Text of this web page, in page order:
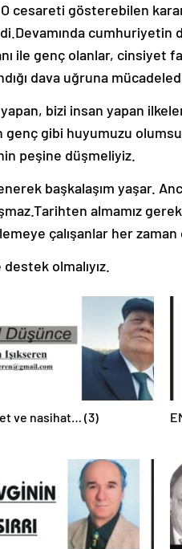
cesareti gösterebilen
cumhuriyetin
ile genç olanlar, cinsiyet
dava uğruna
bizi insan yapan
genç gibi huyumuzu
peşine düşmeliyiz.
başkalaşım yaşar.
almamız
çalışanlar her zaman
olmalıyız.
ve nasihat… (3)